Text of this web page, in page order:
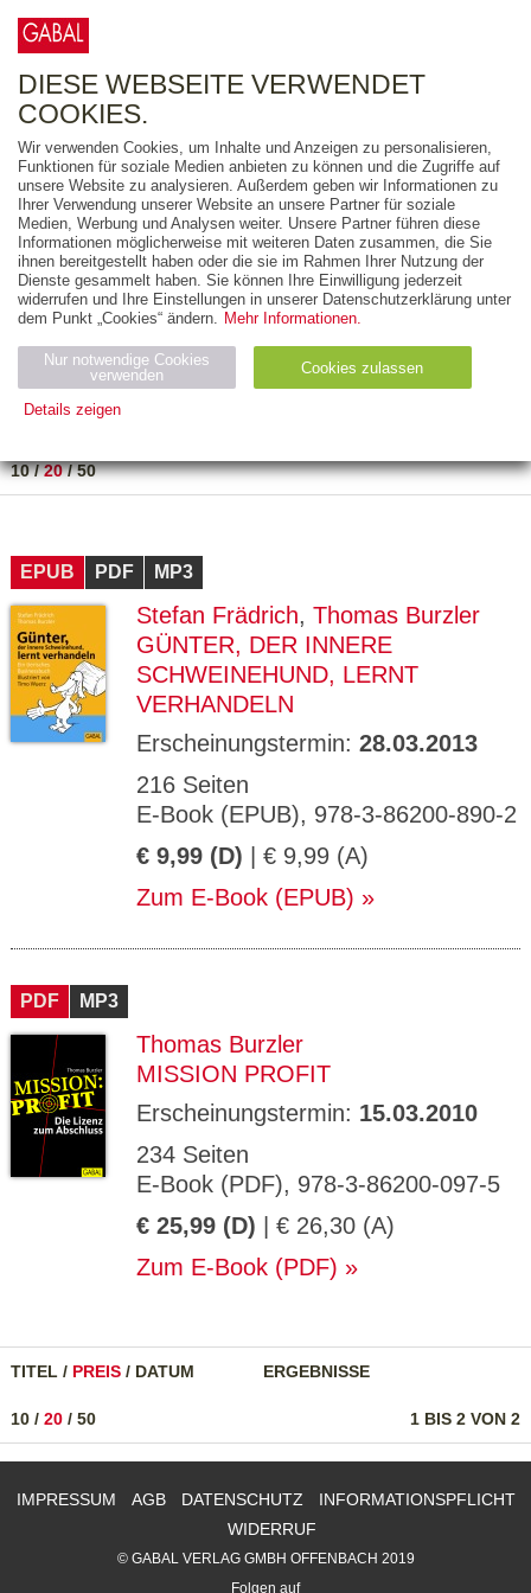
FREITEXT
AUSGABEART
AUS DER REIHE
ZUM THEMA
Neuerscheinung
Bestseller
PREIS
10/20/50
EPUB PDF MP3
Stefan Frädrich, Thomas Burzler
GÜNTER, DER INNERE
SCHWEINEHUND, LERNT
VERHANDELN
Erscheinungstermin: 28.03.2013
216 Seiten
E-Book (EPUB), 978-3-86200-890-2
€ 9,99 (D) | € 9,99 (A)
Zum E-Book (EPUB)
PDF MP3
Thomas Burzler
MISSION PROFIT
Erscheinungstermin: 15.03.2010
234 Seiten
E-Book (PDF), 978-3-86200-097-5
€ 25,99 (D) | € 26,30 (A)
Zum E-Book (PDF)
TITEL / PREIS / DATUM ERGEBNISSE
1 BIS 2 VON 2
10 / 20 / 50
IMPRESSUM AGB DATENSCHUTZ
INFORMATIONSPFLICHT
WIDERRUF
© GABAL VERLAG GMBH OFFENBACH 2019
Folgen auf
DIESE WEBSEITE VERWENDET
COOKIES.
Wir verwenden Cookies, um Inhalte und Anzeigen zu personalisieren,
Funktionen für soziale Medien anbieten zu können und die Zugriffe auf
unsere Website zu analysieren. Außerdem geben wir Informationen zu
Ihrer Verwendung unserer Website an unsere Partner für soziale
Medien, Werbung und Analysen weiter. Unsere Partner führen diese
Informationen möglicherweise mit weiteren Daten zusammen, die Sie
ihnen bereitgestellt haben oder die sie im Rahmen Ihrer Nutzung der
Dienste gesammelt haben. Sie können Ihre Einwilligung jederzeit
widerrufen und Ihre Einstellungen in unserer Datenschutzerklärung unter
dem Punkt „Cookies“ ändern. Mehr Informationen.
Nur notwendige Cookies
verwenden
Cookies zulassen
Details zeigen
Name Zweck
ESSION
_ID
verlag.
de
Session verwendet
GV_CO
OKIES
gabal-
Speichert den Zustimmungsstatus des
Benutzers für Cookies auf der aktuellen
Domäne.
90